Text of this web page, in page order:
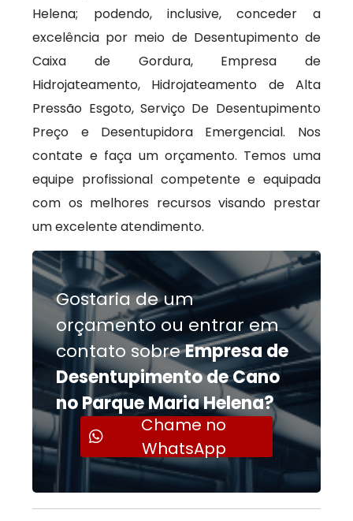
Helena; podendo, inclusive, conceder a
excelência por meio de Desentupimento de
Caixa de Gordura, Empresa de
Hidrojateamento, Hidrojateamento de Alta
Pressão Esgoto, Serviço De Desentupimento
Preço e Desentupidora Emergencial. Nos
contate e faça um orçamento. Temos uma
equipe profissional competente e equipada
com os melhores recursos visando prestar
um excelente atendimento.
Gostaria de um
orçamento ou entrar em
contato sobreEmpresa de
Desentupimento de Cano
no Parque Maria Helena?
Chame no
WhatsApp